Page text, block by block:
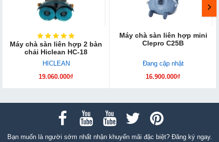
Máy chà sàn liên hợp 2 bàn
chải Hiclean HC-18
HICLEAN
19.060.000₫
Máy chà sàn liên hợp mini
Clepro C25B
Đang cập nhật
16.900.000₫
Bạn muốn là người sớm nhất nhận khuyến mãi đặc biệt? Đăng ký ngay.